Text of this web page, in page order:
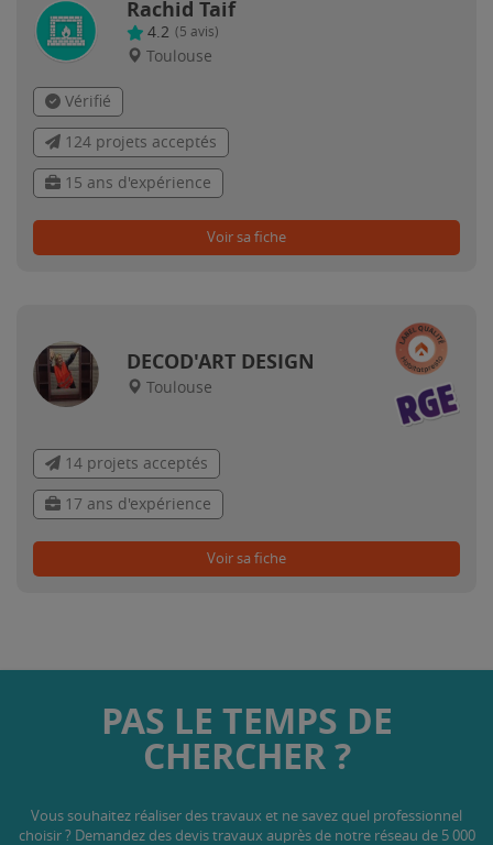
Rachid Taif
4.2 (5 avis)
Toulouse
Vérifié
124 projets acceptés
15 ans d'expérience
Voir sa fiche
DECOD'ART DESIGN
Toulouse
14 projets acceptés
17 ans d'expérience
Voir sa fiche
PAS LE TEMPS DE
CHERCHER ?
Vous souhaitez réaliser des travaux et ne savez quel professionnel
choisir ? Demandez des devis travaux auprès de notre réseau de 5 000